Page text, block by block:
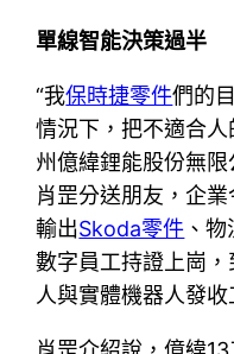
單線智能決策過半
“我保時捷零件們的
情況下，把不適合
州億緯鋰能股份無
肖罡分送朋友，企
輸出Skoda零件 、
數字員工持證上崗
人與實體機器人發收